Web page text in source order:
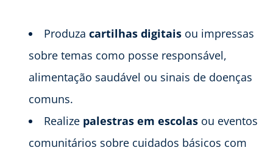
Produza cartilhas digitais ou impressas
sobre temas como posse responsável,
alimentação saudável ou sinais de doenças
comuns.
Realize palestras em escolas ou eventos
comunitários sobre cuidados básicos com